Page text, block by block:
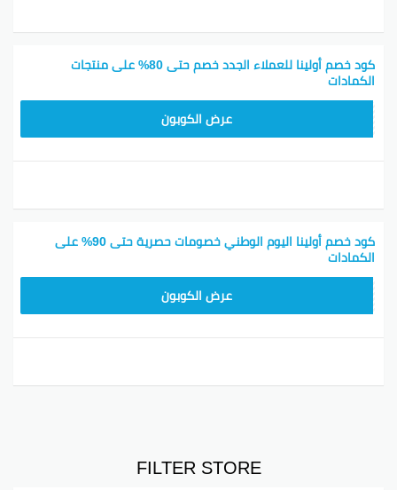
كود خصم أولينا للعملاء الجدد خصم حتى 80% على منتجات
الكمادات
عرض الكوبون
كود خصم أولينا اليوم الوطني خصومات حصرية حتى 90% على
الكمادات
عرض الكوبون
FILTER STORE